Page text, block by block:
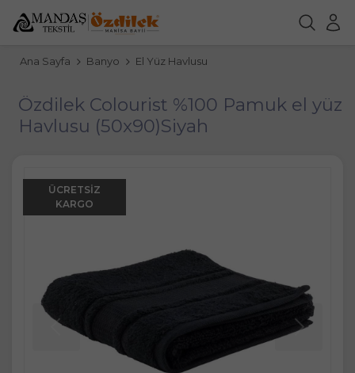
Ana Sayfa Banyo El Yüz Havlusu
Özdilek Colourist %100 Pamuk el yüz
Havlusu (50x90)Siyah
ÜCRETSIZ
KARGO